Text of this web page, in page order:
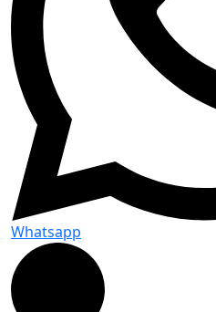
Whatsapp